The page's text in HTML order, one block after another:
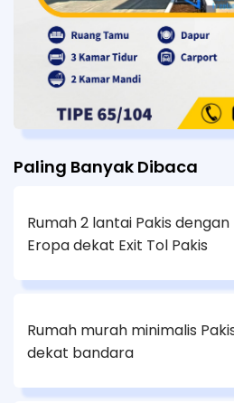
Paling Banyak Dibaca
Rumah 2 lantai Pakis
Eropa dekat Exit Tol Pakis
Rumah murah minimalis
dekat bandara